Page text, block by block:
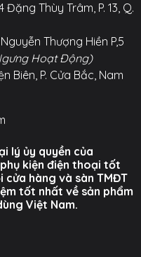
Đặng Thùy Trâm, P. 13, Q.
Thượng Hiền P,5
Hoạt Động)
Biên, P. Cửa Bắc, Nam
lý ủy quyền của
kiện điện thoại tốt
hàng và sàn TMĐT
tốt nhất về sản phẩm
Việt Nam.